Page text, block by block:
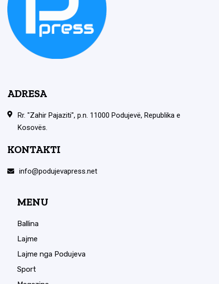
ADRESA
Rr. "Zahir Pajaziti", p.n. 11000 Podujevë, Republika e
Kosovës.
KONTAKTI
info@podujevapress.net
MENU
Ballina
Lajme
Lajme nga Podujeva
Sport